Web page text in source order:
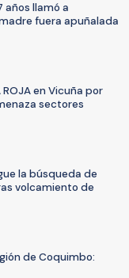
años llamó a
fuera apuñalada
en Vicuña por
sectores
la búsqueda de
volcamiento de
de Coquimbo: